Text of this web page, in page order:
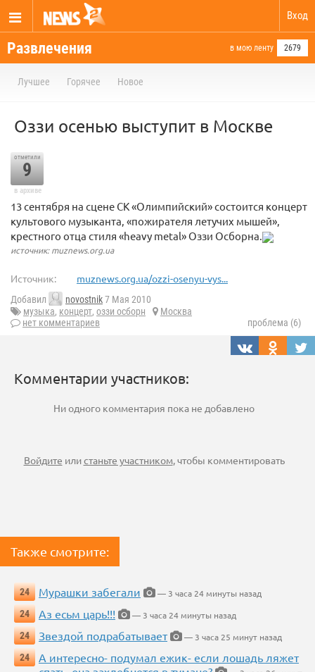
Вход
Развлечения в мою ленту 2679
Лучшее Горячее Новое
Оззи осенью выступит в Москве
отметили
9
в архиве
13 сентября на сцене СК «Олимпийский» состоится концерт
культового музыканта, «пожирателя летучих мышей»,
крестного отца стиля «heavy metal» Оззи Осборна.
источник: muznews.org.ua
Источник: muznews.org.ua/ozzi-osenyu-vys...
Добавил novostnik7 Мая 2010
музыка, концерт, оззи осборн
Москва
нет комментариев
проблема (6)
Комментарии участников:
Ни одного комментария пока не добавлено
Войдите илистаньте участником, чтобы комментировать
Также смотрите:
24 Мурашки забегали
— 3 часа 24 минуты назад
24
Аз есьм царь!!!
— 3 часа 24 минуты назад
24
Звездой подрабатывает
— 3 часа 25 минут назад
24
А интересно- подумал ежик- если лошадь ляжет